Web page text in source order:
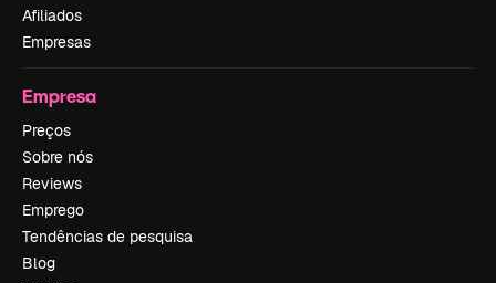
Afiliados
Empresas
Empresa
Preços
Sobre nós
Reviews
Emprego
Tendências de pesquisa
Blog